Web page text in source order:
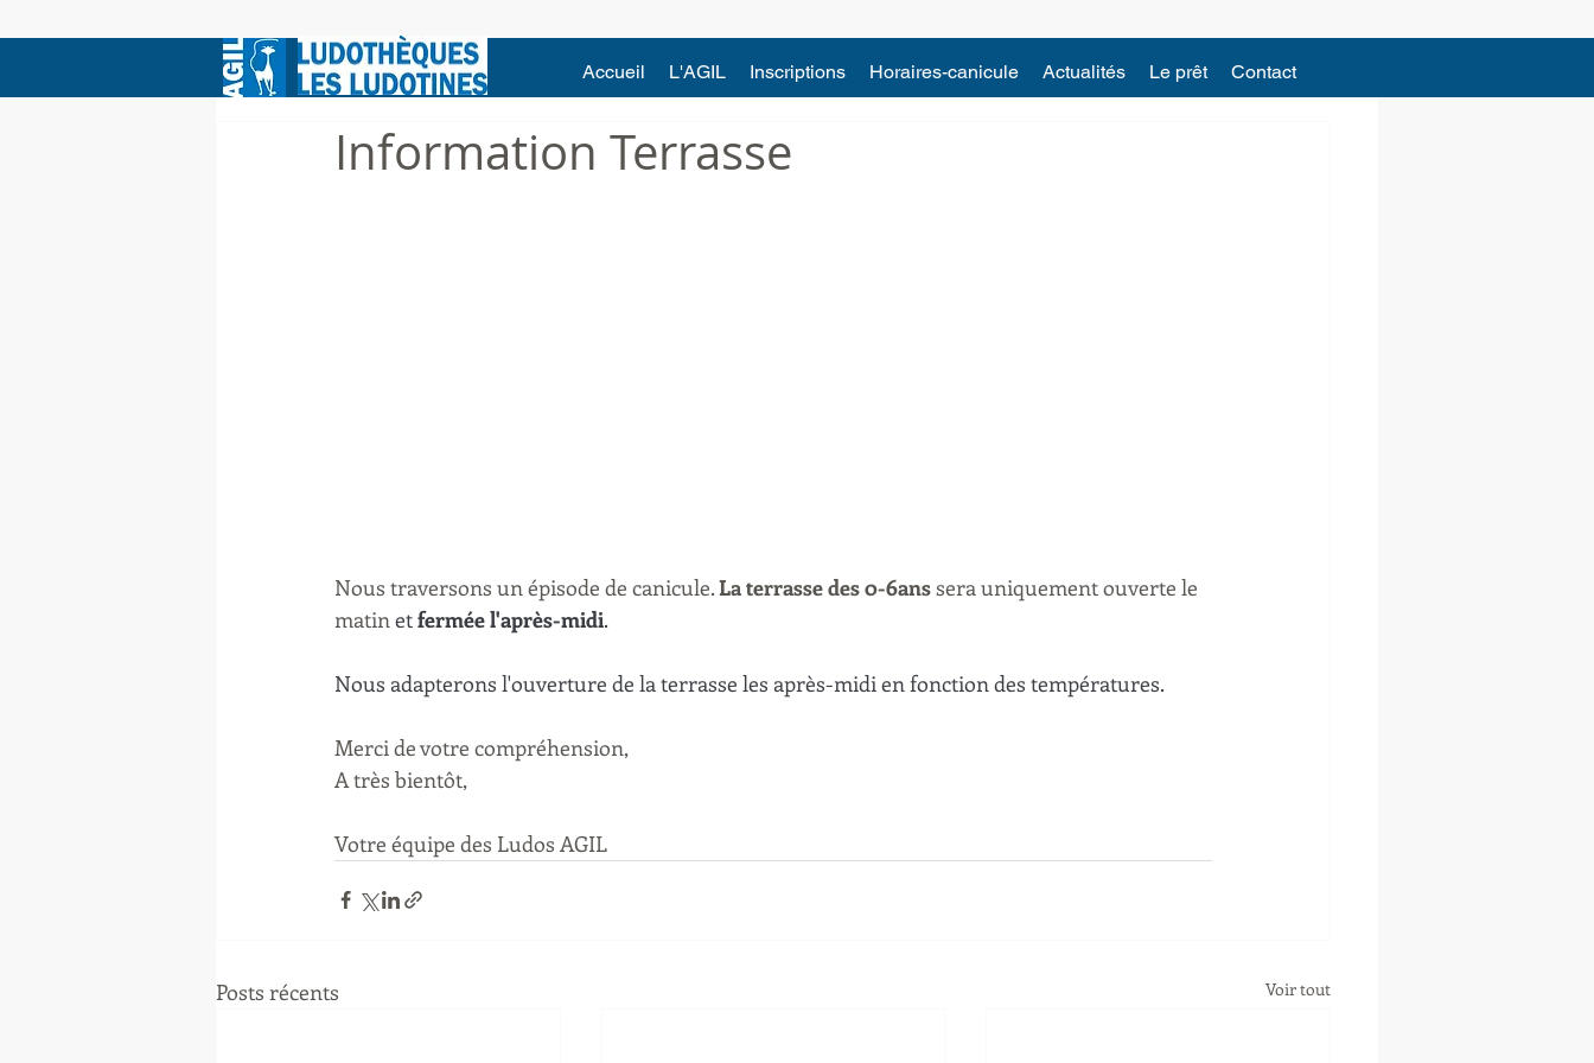
Accueil L'AGIL Inscriptions Horaires-canicule Actualités Le prêt Contact
Information Terrasse
Nous traversons un épisode de canicule. La terrasse des 0-6ans sera uniquement ouverte le
matin et fermée l'après-midi.
Nous adapterons l'ouverture de la terrasse les après-midi en fonction des températures.
Merci de votre compréhension,
A très bientôt,
Votre équipe des Ludos AGIL
Posts récents Voir tout